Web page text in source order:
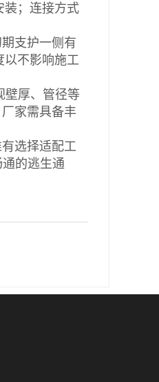
装；连接方式
支护一侧有
以不影响施工
厚、管径等
家需具备丰
选择适配工
的逃生通